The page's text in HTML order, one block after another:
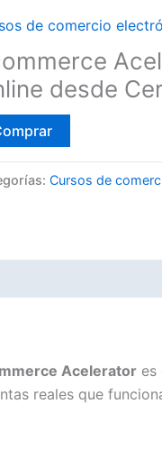
de comercio
desde
Cursos de
Acelerator es
reales que